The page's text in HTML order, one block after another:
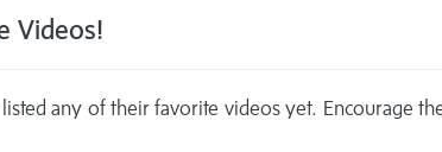
Videos!
any of their favorite videos yet. Encourage